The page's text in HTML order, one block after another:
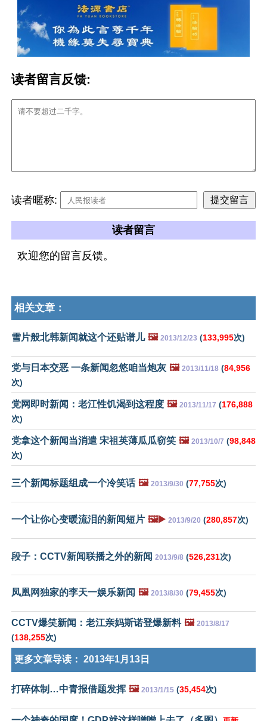
读者留言反馈:
读者暱称:
读者留言
欢迎您的留言反馈。
相关文章：
雪片般北韩新闻就这个还贴谱儿 🖼️ 2013/12/23 (133,995次)
党与日本交恶 一条新闻忽悠咱当炮灰 🖼️ 2013/11/18 (84,956
次)
党网即时新闻：老江性饥渴到这程度 🖼️ 2013/11/17 (176,888
次)
党拿这个新闻当消遣 宋祖英薄瓜瓜窃笑 🖼️ 2013/10/7 (98,848
次)
三个新闻标题组成一个冷笑话 🖼️ 2013/9/30 (77,755次)
一个让你心变暖流泪的新闻短片 🖼️▶️ 2013/9/20 (280,857次)
段子：CCTV新闻联播之外的新闻 2013/9/8 (526,231次)
凤凰网独家的李天一娱乐新闻 🖼️ 2013/8/30 (79,455次)
CCTV爆笑新闻：老江亲妈斯诺登爆新料 🖼️ 2013/8/17
(138,255次)
更多文章导读： 2013年1月13日
打碎体制…中青报借题发挥 🖼️ 2013/1/15 (35,454次)